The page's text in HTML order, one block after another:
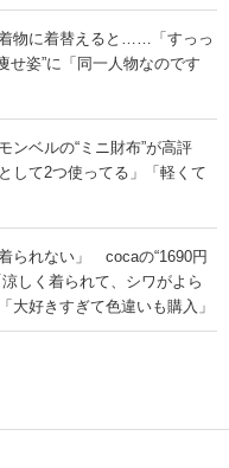
物に着替えると……「すっっ
姿”に「同一人物なのです
ンベルの“ミニ財布”が高評
て2つ使ってる」「軽くて
られない」 cocaの“1690円
しく着られて、シワがよら
好きすぎて色違いも購入」